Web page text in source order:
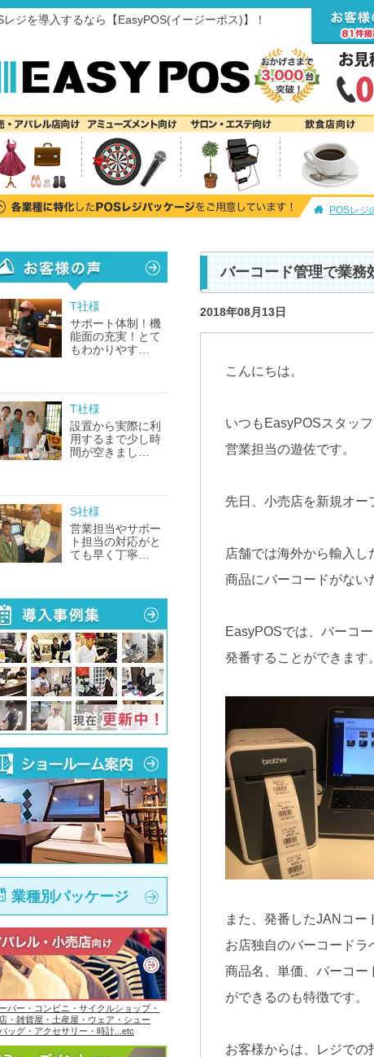
レジを導入するなら【EasyPOS(イージーポス)】！
POSレジ
T社様
サポート体制！機
能面の充実！とて
もわかりやす…
T社様
設置から実際に利
用するまで少し時
間が空きまし…
S社様
営業担当やサポー
ト担当の対応がと
ても早く丁寧…
業種別パッケージ
パー・コンビニ・サイクルショップ・
・雑貨屋・土産屋・ウェア・シュー
ッグ・アクセサリー・時計...etc
バーコード管理で業務
2018年08月13日
こんにちは。
いつもEasyPOSスタッ
営業担当の遊佐です。
先日、小売店を新規オー
店舗では海外から輸入し
商品にバーコードがない
EasyPOSでは、バーコ
発番することができます。
また、発番したJANコー
お店独自のバーコードラ
商品名、単価、バーコー
ができるのも特徴です。
お客様からは、レジで